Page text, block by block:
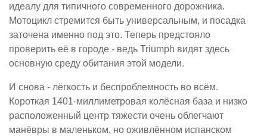
идеалу для типичного современного дорожника.
Мотоцикл стремится быть универсальным, и посадка
заточена именно под это. Теперь предстояло
проверить её в городе - ведь Triumph видят здесь
основную среду обитания этой модели.
И снова - лёгкость и беспроблемность во всём.
Короткая 1401-миллиметровая колёсная база и низко
расположенный центр тяжести очень облегчают
манёвры в маленьком, но оживлённом испанском